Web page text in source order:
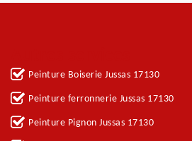
Peinture Boiserie Jussas 17130
Peinture ferronnerie Jussas 17130
Peinture Pignon Jussas 17130